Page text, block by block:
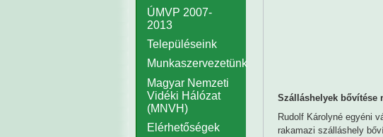
Szálláshelyek bővítése
Rudolf Károlyné egyéni
rakamazi szálláshely
ÚMVP 2007-
2013
Településeink
Munkaszervezetünk
Magyar Nemzeti
Vidéki Hálózat
(MNVH)
Elérhetőségek